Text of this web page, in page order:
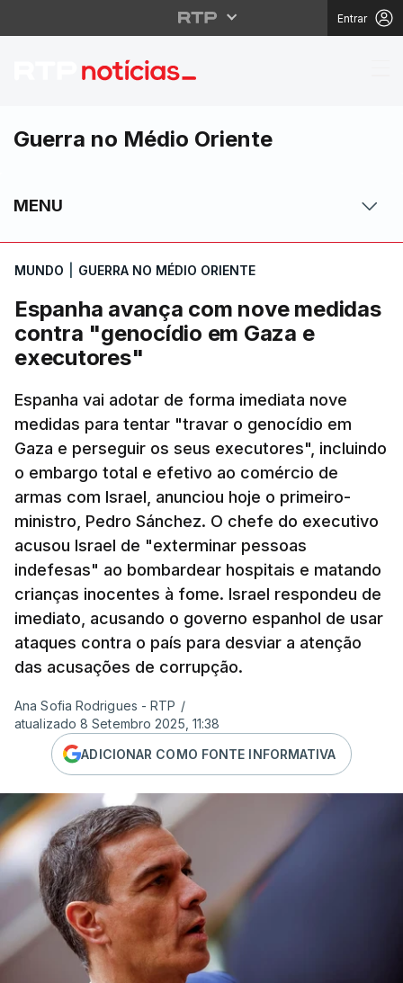
Entrar
Espanha avança com
Guerra no Médio Oriente
MENU
MUNDO GUERRA NO MÉDIO ORIENTE
Espanha avança com nove medidas
contra "genocídio em Gaza e
executores"
Espanha vai adotar de forma imediata nove
medidas para tentar "travar o genocídio em
Gaza e perseguir os seus executores", incluindo
o embargo total e efetivo ao comércio de
armas com Israel, anunciou hoje o primeiro-
ministro, Pedro Sánchez. O chefe do executivo
acusou Israel de "exterminar pessoas
indefesas" ao bombardear hospitais e matando
crianças inocentes à fome. Israel respondeu de
imediato, acusando o governo espanhol de usar
ataques contra o país para desviar a atenção
das acusações de corrupção.
Ana Sofia Rodrigues - RTP /
atualizado 8 Setembro 2025, 11:38
ADICIONAR COMO FONTE INFORMATIVA